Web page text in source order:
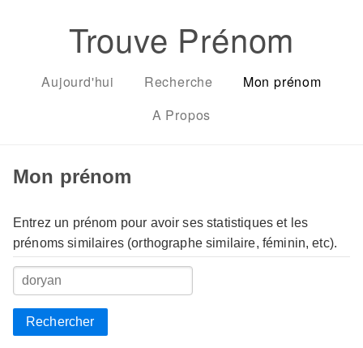
Trouve Prénom
Aujourd'hui Recherche
Mon prénom
A Propos
Mon prénom
Entrez un prénom pour avoir ses statistiques et les
prénoms similaires (orthographe similaire, féminin, etc).
Rechercher